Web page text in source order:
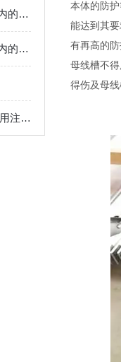
2000A封闭式母线槽在变电站内的应用注意事项
1000A封闭式母线槽在变电站内的应用注意事项
封闭式母线槽在变电站内的应用注意事项
本体的防
能达到其
有再高的
母线槽不
得伤及母